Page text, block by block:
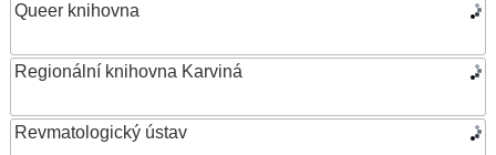
Queer knihovna
Regionální knihovna Karviná
Revmatologický ústav